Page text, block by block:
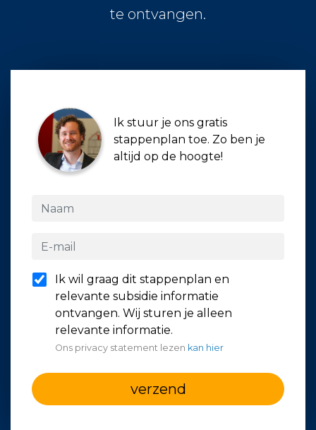
te ontvangen.
Ik stuur je ons gratis
stappenplan toe. Zo ben je
altijd op de hoogte!
Ik wil graag dit stappenplan en
relevante subsidie informatie
ontvangen. Wij sturen je alleen
relevante informatie.
Ons privacy statement lezen kan hier
verzend